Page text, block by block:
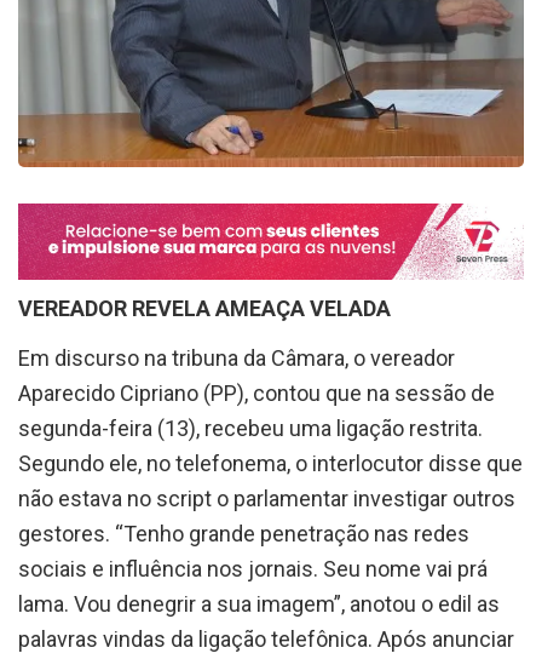
VEREADOR REVELA AMEAÇA VELADA
Em discurso na tribuna da Câmara, o vereador
Aparecido Cipriano (PP), contou que na sessão de
segunda-feira (13), recebeu uma ligação restrita.
Segundo ele, no telefonema, o interlocutor disse que
não estava no script o parlamentar investigar outros
gestores. “Tenho grande penetração nas redes
sociais e influência nos jornais. Seu nome vai prá
lama. Vou denegrir a sua imagem”, anotou o edil as
palavras vindas da ligação telefônica. Após anunciar